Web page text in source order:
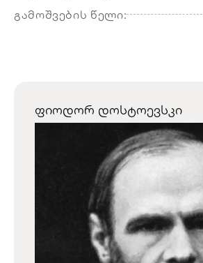
გამოშვების წელი:
ფიოდორ დოსტოევსკი